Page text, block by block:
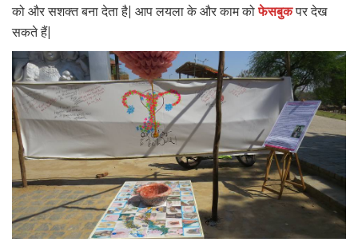
को और सशक्त बना देता है| आप लयला के और काम कोफेसबुकपर देख
सकते हैं|